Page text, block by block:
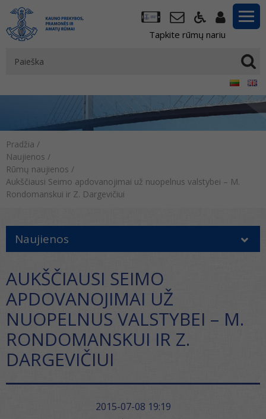
Tapkite rūmų nariu
Pradžia /
Naujienos /
Rūmų naujienos /
Aukščiausi Seimo apdovanojimai už nuopelnus valstybei – M.
Rondomanskui ir Z. Dargevičiui
Naujienos
AUKŠČIAUSI SEIMO
APDOVANOJIMAI UŽ
NUOPELNUS VALSTYBEI – M.
RONDOMANSKUI IR Z.
DARGEVIČIUI
2015-07-08 19:19